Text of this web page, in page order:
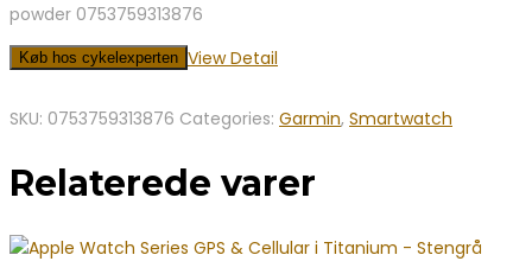
powder 0753759313876
Køb hos cykelexperten View Detail
SKU: 0753759313876 Categories: Garmin, Smartwatch
Relaterede varer